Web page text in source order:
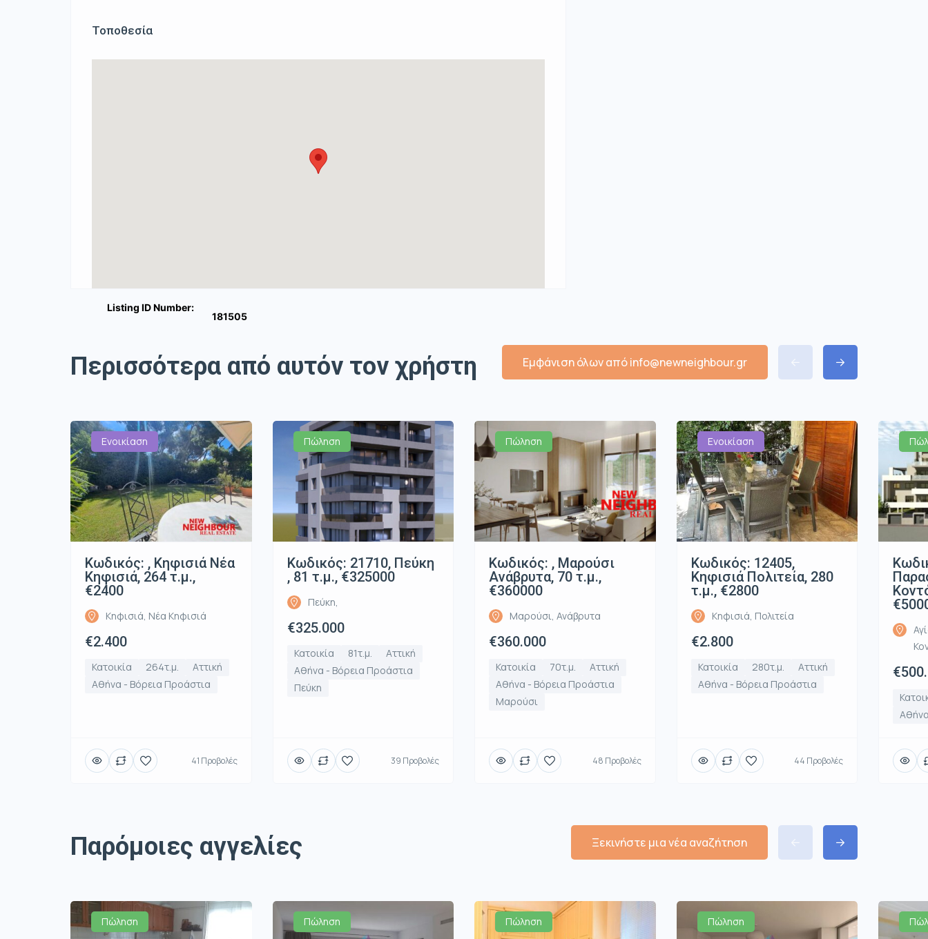
Τοποθεσία
Listing ID Number:
181505
Περισσότερα από αυτόν τον χρήστη Εμφάνιση όλων από info@newneighbour.gr
Ενοικίαση
Κωδικός: , Κηφισιά Νέα
Κηφισιά, 264 τ.μ.,
€2400
Κηφισιά, Νέα Κηφισιά
€2.400
Κατοικία 264τ.μ.
Αττική
Αθήνα - Βόρεια Προάστια
41 Προβολές
Πώληση
Κωδικός: 21710, Πεύκη
, 81 τ.μ., €325000
Πεύκη,
€325.000
Κατοικία 81τ.μ.
Αττική
Αθήνα - Βόρεια Προάστια
Πεύκη
39 Προβολές
Πώληση
Κωδικός: , Μαρούσι
Ανάβρυτα, 70 τ.μ.,
€360000
Μαρούσι, Ανάβρυτα
€360.000
Κατοικία 70τ.μ.
Αττική
Αθήνα - Βόρεια Προάστια
Μαρούσι
48 Προβολές
Ενοικίαση
Κωδικός: 12405,
Κηφισιά Πολιτεία, 280
τ.μ., €2800
Κηφισιά, Πολιτεία
€2.800
Κατοικία 280τ.μ.
Αττική
Αθήνα - Βόρεια Προάστια
44 Προβολές
Παρόμοιες αγγελίες Ξεκινήστε μια νέα αναζήτηση
Πώληση Πώληση Πώληση Πώληση